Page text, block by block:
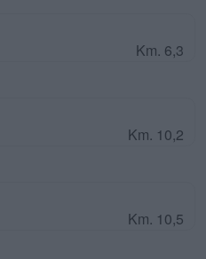
Km. 6,3
Km. 10,2
Km. 10,5